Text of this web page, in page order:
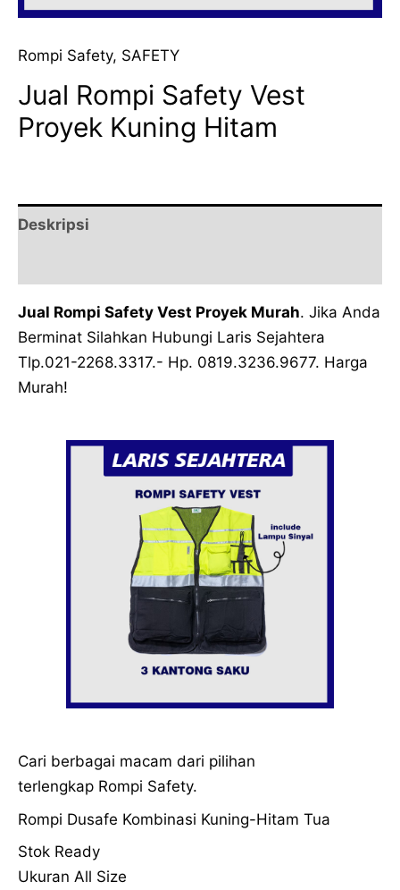
Rompi Safety, SAFETY
Jual Rompi Safety Vest
Proyek Kuning Hitam
Deskripsi
Jual Rompi Safety Vest Proyek Murah. Jika Anda
Berminat Silahkan Hubungi Laris Sejahtera
Tlp.021-2268.3317.- Hp. 0819.3236.9677. Harga
Murah!
Cari berbagai macam dari pilihan
terlengkap Rompi Safety.
Rompi Dusafe Kombinasi Kuning-Hitam Tua
Stok Ready
Ukuran All Size